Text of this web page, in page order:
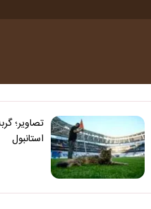
تصاویر؛
استانبول